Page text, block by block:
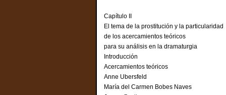
Capítulo II
El tema de la prostitución y la particularidad
de los acercamientos teóricos
para su análisis en la dramaturgia
Introducción
Acercamientos teóricos
Anne Ubersfeld
María del Carmen Bobes Naves